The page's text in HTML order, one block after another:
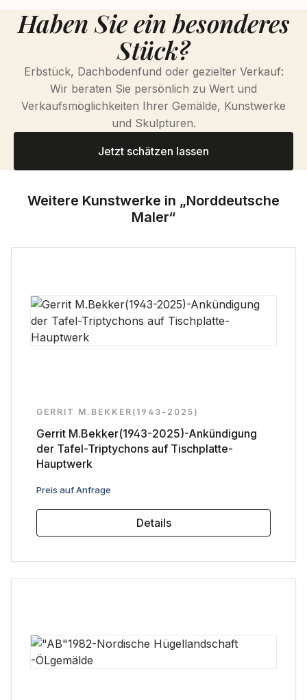
Haben Sie ein besonderes
Stück?
Erbstück, Dachbodenfund oder gezielter Verkauf:
Wir beraten Sie persönlich zu Wert und
Verkaufsmöglichkeiten Ihrer Gemälde, Kunstwerke
und Skulpturen.
Jetzt schätzen lassen
Weitere Kunstwerke in „Norddeutsche
Maler“
GERRIT M.BEKKER(1943-2025)
Gerrit M.Bekker(1943-2025)-Ankündigung
der Tafel-Triptychons auf Tischplatte-
Hauptwerk
Regulärer Preis:
Preis auf Anfrage
Details